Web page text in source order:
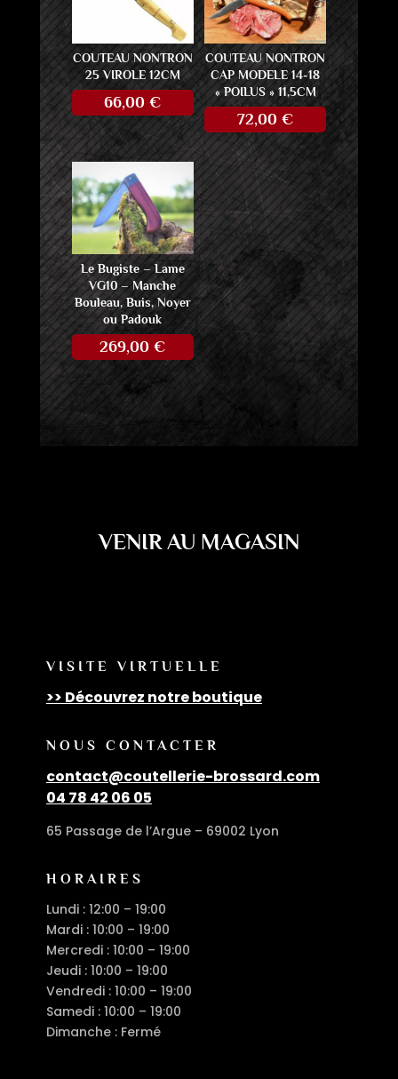
COUTEAU NONTRON
25 VIROLE 12CM
66,00€
COUTEAU NONTRON
CAP MODELE 14-18
« POILUS » 11,5CM
72,00€
Le Bugiste – Lame
VG10 – Manche
Bouleau, Buis, Noyer
ou Padouk
269,00€
VENIR AU MAGASIN
VISITE VIRTUELLE
>> Découvrez notre boutique
NOUS CONTACTER
contact@coutellerie-brossard.com
04 78 42 06 05
65 Passage de l’Argue – 69002 Lyon
HORAIRES
Lundi : 12:00 – 19:00
Mardi : 10:00 – 19:00
Mercredi : 10:00 – 19:00
Jeudi : 10:00 – 19:00
Vendredi : 10:00 – 19:00
Samedi : 10:00 – 19:00
Dimanche : Fermé